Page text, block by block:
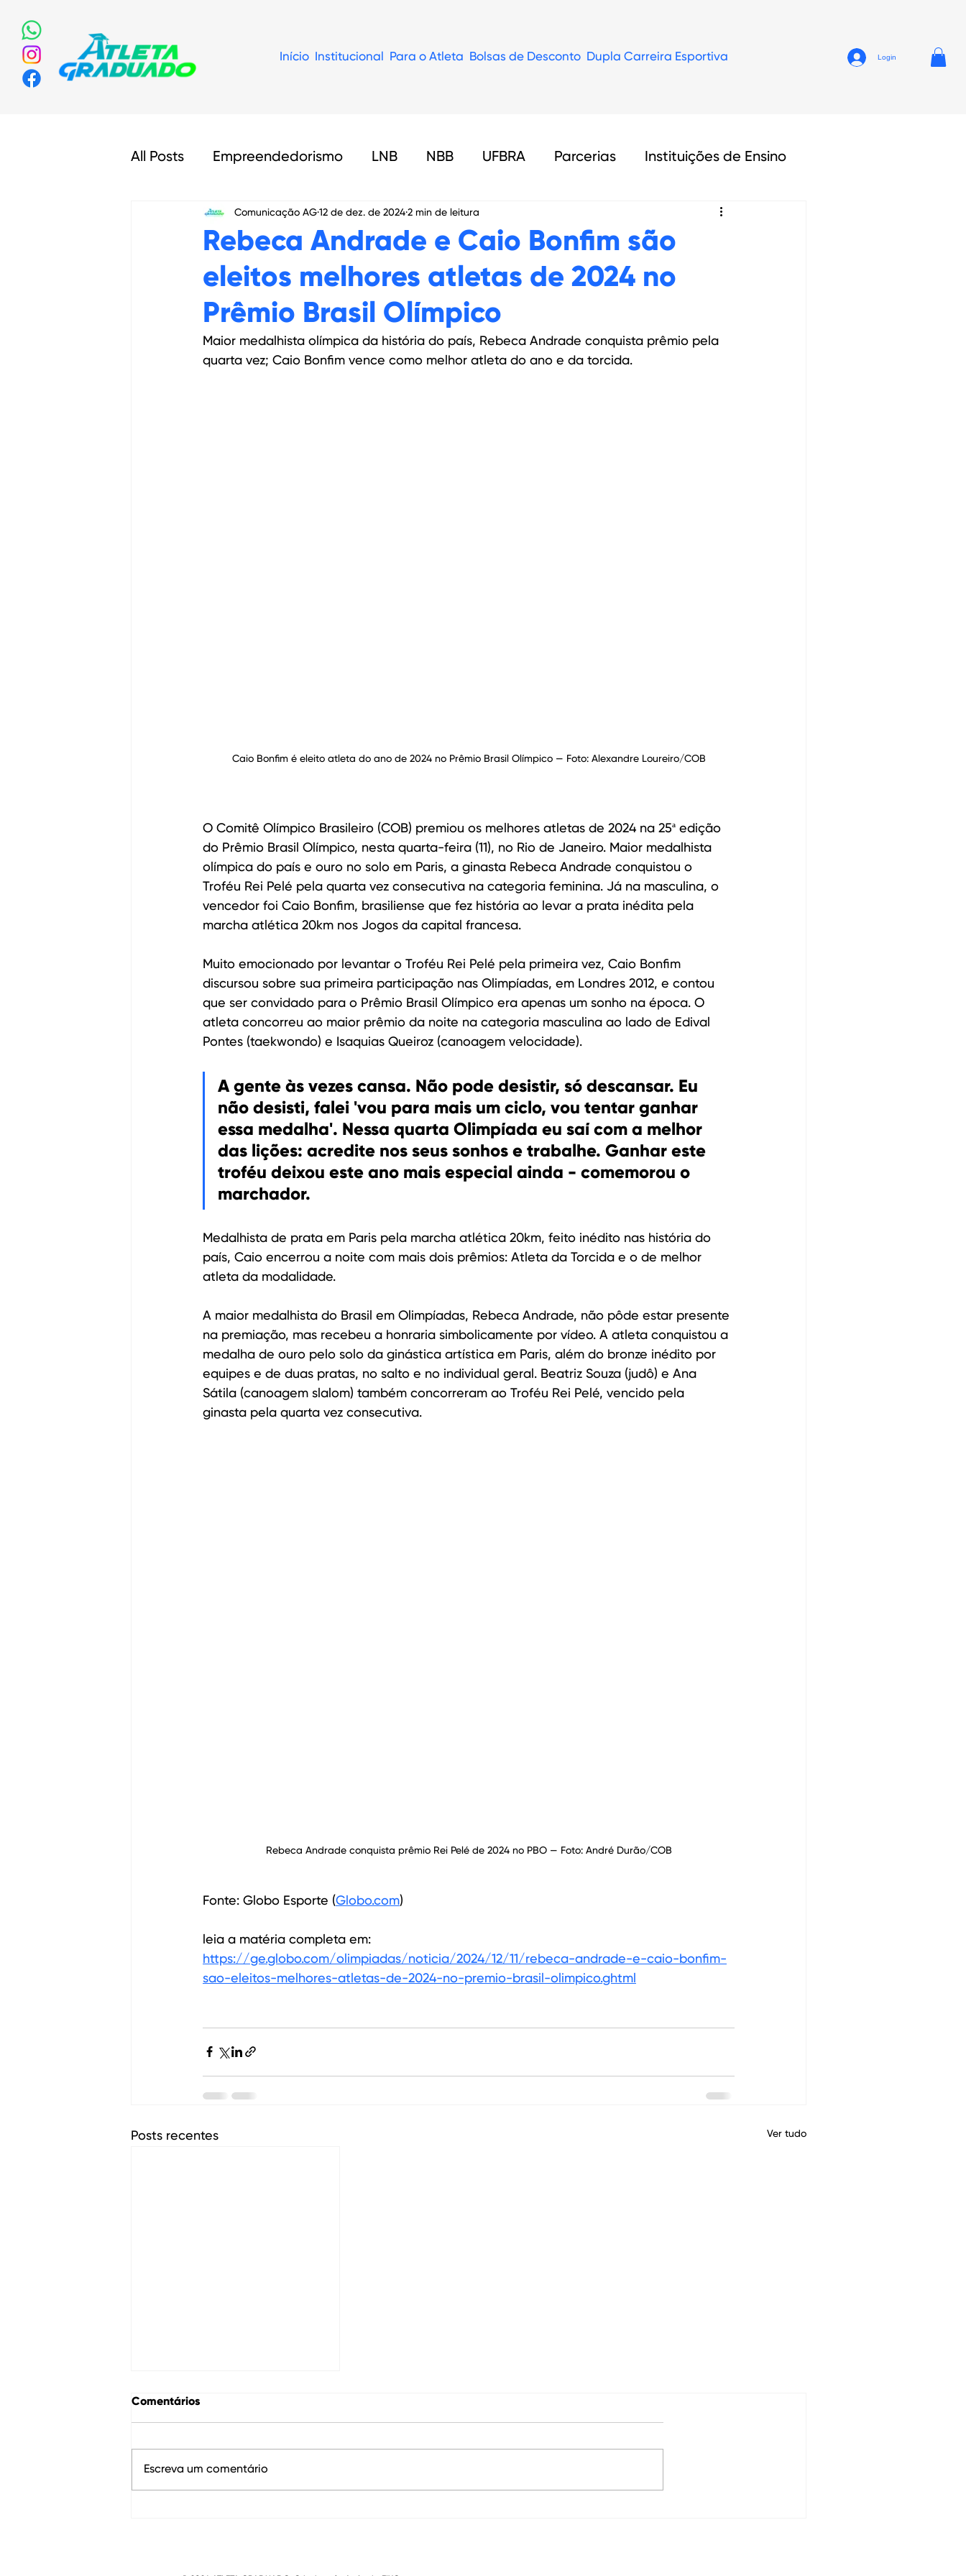
Início Institucional Para o Atleta Bolsas de Desconto Dupla Carreira Esportiva Login
All Posts Empreendedorismo LNB NBB UFBRA Parcerias Instituições de Ensino
Legislação Olimpíadas Mercado de Trabalho
Rebeca Andrade e Caio Bonfim são
eleitos melhores atletas de 2024 no
Prêmio Brasil Olímpico
Comunicação AG 12 de dez. de 2024 2 min de leitura
Maior medalhista olímpica da história do país, Rebeca Andrade conquista prêmio pela
quarta vez; Caio Bonfim vence como melhor atleta do ano e da torcida.
Caio Bonfim é eleito atleta do ano de 2024 no Prêmio Brasil Olímpico — Foto: Alexandre Loureiro/COB
O Comitê Olímpico Brasileiro (COB) premiou os melhores atletas de 2024 na 25ª edição
do Prêmio Brasil Olímpico, nesta quarta-feira (11), no Rio de Janeiro. Maior medalhista
olímpica do país e ouro no solo em Paris, a ginasta Rebeca Andrade conquistou o
Troféu Rei Pelé pela quarta vez consecutiva na categoria feminina. Já na masculina, o
vencedor foi Caio Bonfim, brasiliense que fez história ao levar a prata inédita pela
marcha atlética 20km nos Jogos da capital francesa.
Muito emocionado por levantar o Troféu Rei Pelé pela primeira vez, Caio Bonfim
discursou sobre sua primeira participação nas Olimpíadas, em Londres 2012, e contou
que ser convidado para o Prêmio Brasil Olímpico era apenas um sonho na época. O
atleta concorreu ao maior prêmio da noite na categoria masculina ao lado de Edival
Pontes (taekwondo) e Isaquias Queiroz (canoagem velocidade).
A gente às vezes cansa. Não pode desistir, só descansar. Eu
não desisti, falei 'vou para mais um ciclo, vou tentar ganhar
essa medalha'. Nessa quarta Olimpíada eu saí com a melhor
das lições: acredite nos seus sonhos e trabalhe. Ganhar este
troféu deixou este ano mais especial ainda - comemorou o
marchador.
Medalhista de prata em Paris pela marcha atlética 20km, feito inédito nas história do
país, Caio encerrou a noite com mais dois prêmios: Atleta da Torcida e o de melhor
atleta da modalidade.
A maior medalhista do Brasil em Olimpíadas, Rebeca Andrade, não pôde estar presente
na premiação, mas recebeu a honraria simbolicamente por vídeo. A atleta conquistou a
medalha de ouro pelo solo da ginástica artística em Paris, além do bronze inédito por
equipes e de duas pratas, no salto e no individual geral. Beatriz Souza (judô) e Ana
Sátila (canoagem slalom) também concorreram ao Troféu Rei Pelé, vencido pela
ginasta pela quarta vez consecutiva.
Rebeca Andrade conquista prêmio Rei Pelé de 2024 no PBO — Foto: André Durão/COB
Fonte: Globo Esporte (Globo.com)
leia a matéria completa em:
https://ge.globo.com/olimpiadas/noticia/2024/12/11/rebeca-andrade-e-caio-bonfim-
sao-eleitos-melhores-atletas-de-2024-no-premio-brasil-olimpico.ghtml
Posts recentes Ver tudo
Comentários
Escreva um comentário